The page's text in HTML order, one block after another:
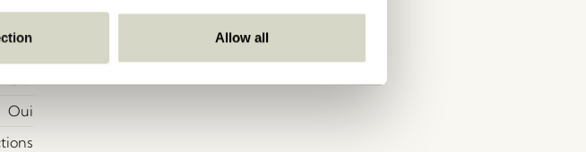
Allow all
Non
Non
Oui